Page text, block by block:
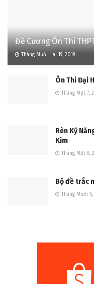
Đề Cương Ôn Thi
Tháng Mười Hai 19, 2019
Ôn Thi Đại
Tháng Một 7,
Rèn Kỹ
Kim
Tháng Một 8,
Bộ đề trắc
Tháng Mười 5,